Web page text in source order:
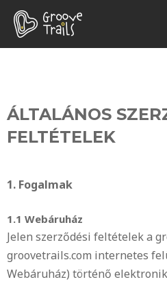
ÁLTALÁNOS
FELTÉTELEK
1. Fogalmak
1.1 Webáruház
Jelen szerződési feltételek a
groovetrails.com internetes
Webáruház) történő